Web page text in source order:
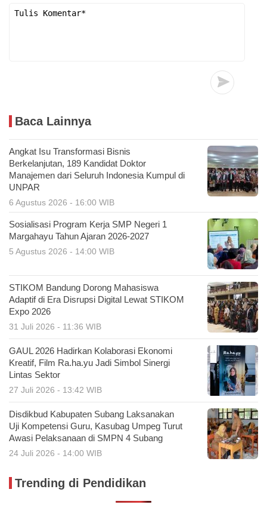
Baca Lainnya
Angkat Isu Transformasi Bisnis
Berkelanjutan, 189 Kandidat Doktor
Manajemen dari Seluruh Indonesia Kumpul di
UNPAR
6 Agustus 2026 - 16:00 WIB
Sosialisasi Program Kerja SMP Negeri 1
Margahayu Tahun Ajaran 2026-2027
5 Agustus 2026 - 14:00 WIB
STIKOM Bandung Dorong Mahasiswa
Adaptif di Era Disrupsi Digital Lewat STIKOM
Expo 2026
31 Juli 2026 - 11:36 WIB
GAUL 2026 Hadirkan Kolaborasi Ekonomi
Kreatif, Film Ra.ha.yu Jadi Simbol Sinergi
Lintas Sektor
27 Juli 2026 - 13:42 WIB
Disdikbud Kabupaten Subang Laksanakan
Uji Kompetensi Guru, Kasubag Umpeg Turut
Awasi Pelaksanaan di SMPN 4 Subang
24 Juli 2026 - 14:00 WIB
Trending di Pendidikan